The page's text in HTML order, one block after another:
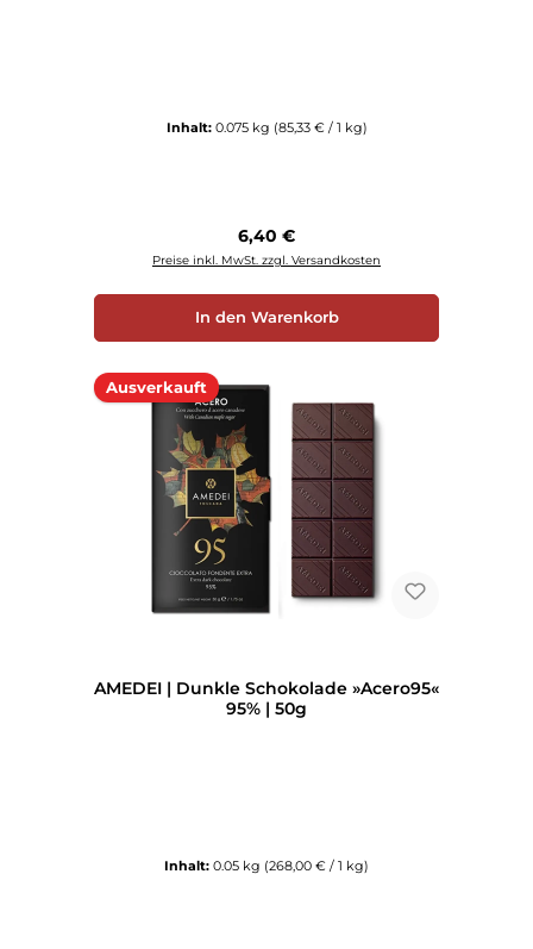
Inhalt: 0.075 kg (85,33 € / 1 kg)
Regulärer Preis:
6,40 €
Preise inkl. MwSt. zzgl. Versandkosten
In den Warenkorb
Ausverkauft
AMEDEI | Dunkle Schokolade »Acero95«
95% | 50g
Inhalt: 0.05 kg (268,00 € / 1 kg)